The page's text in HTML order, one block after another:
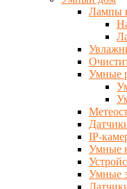
Лампы
Умные
IP-
Умные
Умные